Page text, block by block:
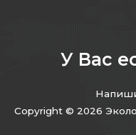
У Вас
Copyright © 2026